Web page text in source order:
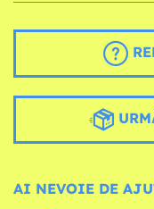
AI NEVOIE DE